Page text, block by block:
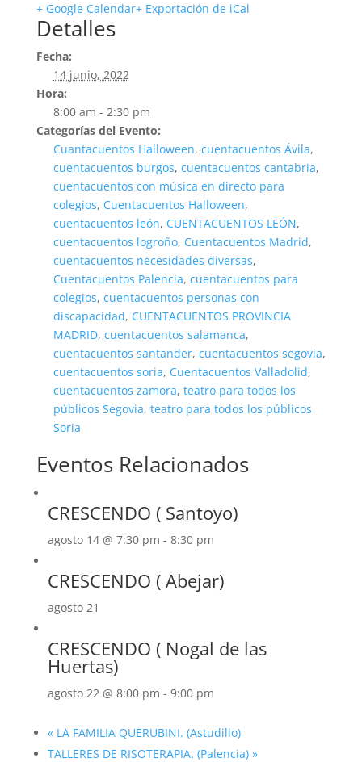
+ Google Calendar+ Exportación de iCal
Detalles
Fecha:
14 junio, 2022
Hora:
8:00 am - 2:30 pm
Categorías del Evento:
Cuantacuentos Halloween, cuentacuentos Ávila,
cuentacuentos burgos, cuentacuentos cantabria,
cuentacuentos con música en directo para
colegios, Cuentacuentos Halloween,
cuentacuentos león, CUENTACUENTOS LEÓN,
cuentacuentos logroño, Cuentacuentos Madrid,
cuentacuentos necesidades diversas,
Cuentacuentos Palencia, cuentacuentos para
colegios, cuentacuentos personas con
discapacidad, CUENTACUENTOS PROVINCIA
MADRID, cuentacuentos salamanca,
cuentacuentos santander, cuentacuentos segovia,
cuentacuentos soria, Cuentacuentos Valladolid,
cuentacuentos zamora, teatro para todos los
públicos Segovia, teatro para todos los públicos
Soria
Eventos Relacionados
CRESCENDO ( Santoyo)
agosto 14 @ 7:30 pm - 8:30 pm
CRESCENDO ( Abejar)
agosto 21
CRESCENDO ( Nogal de las
Huertas)
agosto 22 @ 8:00 pm - 9:00 pm
«LA FAMILIA QUERUBINI. (Astudillo)
TALLERES DE RISOTERAPIA. (Palencia) »